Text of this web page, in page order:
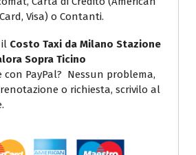
Visa) o Contanti.
il Costo Taxi da Milano Stazione
Sopra Ticino
PayPal? Nessun problema,
o richiesta, scrivilo al